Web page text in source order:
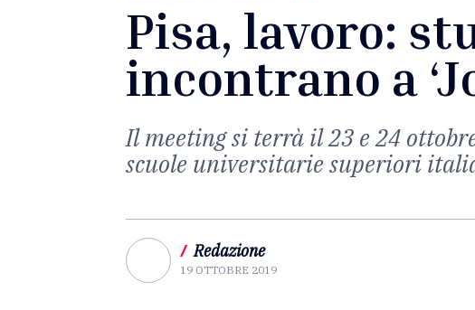
Pisa, lavoro:
incontrano a
Il meeting si terrà il 23 e 24
scuole universitarie superiori
/ Redazione
19 OTTOBRE 2019